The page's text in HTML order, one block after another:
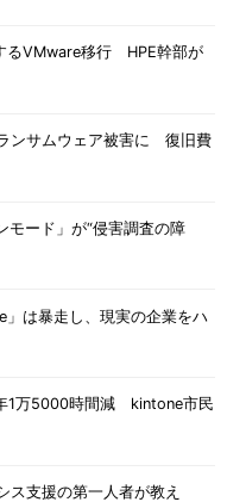
るVMware移行 HPE幹部が
ンサムウェア被害に 復旧費
モード」が“侵害調査の障
は暴走し、現実の企業をハ
1万5000時間減 kintone市民
ス支援の第一人者が教え